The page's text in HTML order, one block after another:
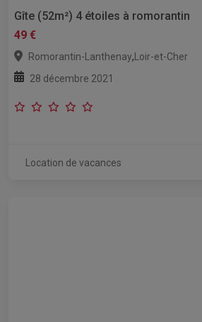
Gîte (52m²) 4 étoiles à romorantin
49 €
Romorantin-Lanthenay,Loir-et-Cher
28 décembre 2021
Location de vacances